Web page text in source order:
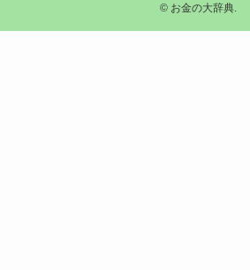
©お金の大辞典.